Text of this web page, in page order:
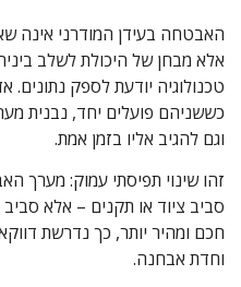
האבטחה בעידן המודרני אינה
אלא מבחן של היכולת לשלב
טכנולוגיה יודעת לספק
כששניהם פועלים יחד, נבנית
וגם להגיב אליו בזמן אמת.
זהו שינוי תפיסתי עמוק: מערך
סביב ציוד או תקנים – אלא
חכם ומהיר יותר, כך נדרשת
וחדת אבחנה.